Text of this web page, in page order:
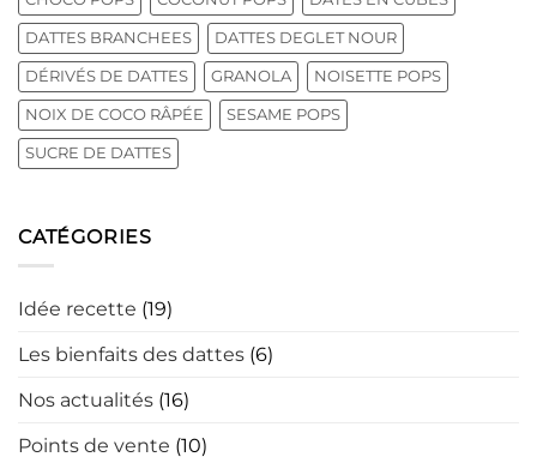
DATTES BRANCHEES DATTES DEGLET NOUR
DÉRIVÉS DE DATTES GRANOLA NOISETTE POPS
NOIX DE COCO RÂPÉE SESAME POPS
SUCRE DE DATTES
CATÉGORIES
Idée recette (19)
Les bienfaits des dattes (6)
Nos actualités (16)
Points de vente (10)